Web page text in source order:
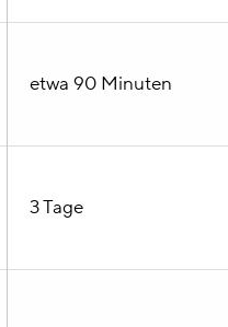
etwa 90 Minuten
3 Tage